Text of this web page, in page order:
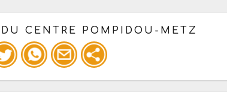
DU CENTRE POMPIDOU-METZ
pour un : mail / forum / réseau social